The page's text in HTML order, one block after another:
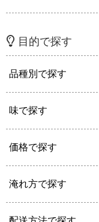
目的で探す
品種別で探す
味で探す
価格で探す
淹れ方で探す